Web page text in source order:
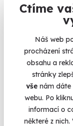
Ctíme
Náš web
procházení
obsahu a
stránky
vše nám dáte
webu. Po
informací o
některé z
Zažijte sílu
Karlovy Vary
(+ 10 dalších
3 290 Kč